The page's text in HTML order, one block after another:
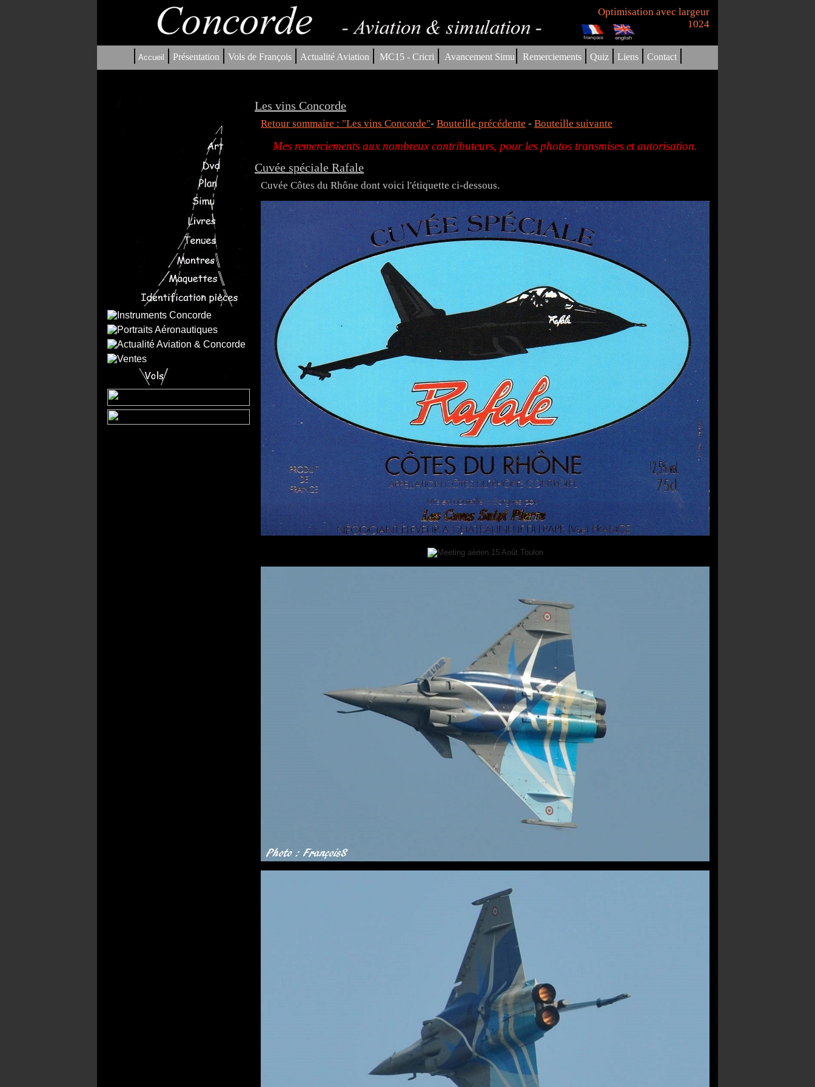
Optimisation avec largeur
1024
| Accueil | Présentation | Vols de François | Actualité Aviation | MC15 - Cricri | Avancement Simu| Remerciements | Quiz | Liens | Contact |
Les vins Concorde
Retour sommaire : "Les vins Concorde"- Bouteille précédente - Bouteille suivante
Mes remerciements aux nombreux contributeurs, pour les photos transmises et autorisation.
Cuvée spéciale Rafale
Cuvée Côtes du Rhône dont voici l'étiquette ci-dessous.